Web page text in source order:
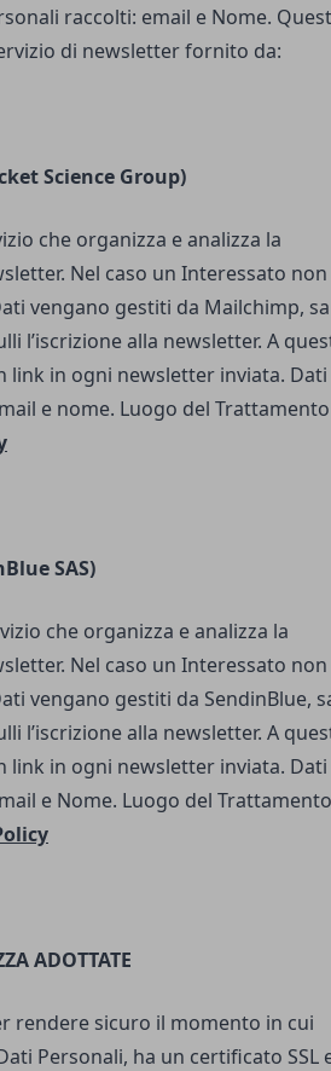
raccolti: email e Nome.
di newsletter fornito da:
Science Group)
che organizza e analizza la
Nel caso un Interessato non
vengano gestiti da Mailchimp,
l’iscrizione alla newsletter. A
link in ogni newsletter inviata. Dati
e nome. Luogo del
SAS)
che organizza e analizza la
Nel caso un Interessato non
vengano gestiti da SendinBlue,
l’iscrizione alla newsletter. A
link in ogni newsletter inviata. Dati
e Nome. Luogo del
ADOTTATE
rendere sicuro il momento in cui
Personali, ha un certificato SSL